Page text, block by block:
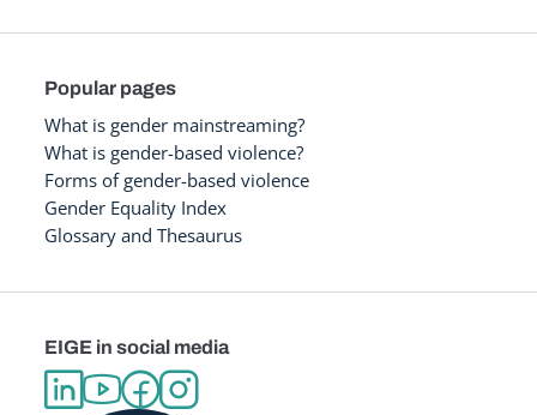
Popular pages
What is gender mainstreaming?
What is gender-based violence?
Forms of gender-based violence
Gender Equality Index
Glossary and Thesaurus
EIGE in social media